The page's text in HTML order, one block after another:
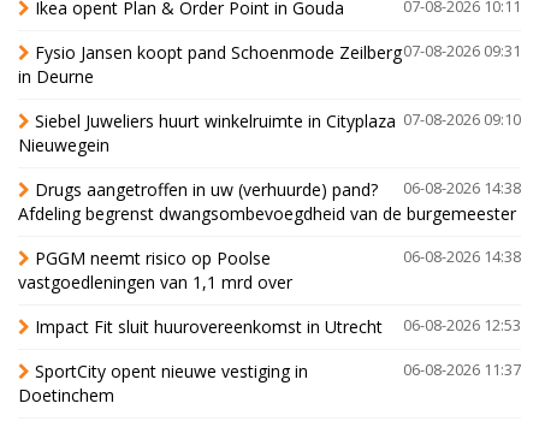
07-08-2026 10:11
Ikea opent Plan & Order Point in Gouda
07-08-2026 09:31
Fysio Jansen koopt pand Schoenmode Zeilberg
in Deurne
07-08-2026 09:10
Siebel Juweliers huurt winkelruimte in Cityplaza
Nieuwegein
06-08-2026 14:38
Drugs aangetroffen in uw (verhuurde) pand?
Afdeling begrenst dwangsombevoegdheid van de burgemeester
06-08-2026 14:38
PGGM neemt risico op Poolse
vastgoedleningen van 1,1 mrd over
06-08-2026 12:53
Impact Fit sluit huurovereenkomst in Utrecht
06-08-2026 11:37
SportCity opent nieuwe vestiging in
Doetinchem